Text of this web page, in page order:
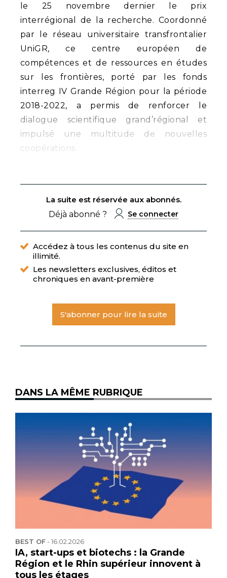
le 25 novembre dernier le prix
interrégional de la recherche. Coordonné
par le réseau universitaire transfrontalier
UniGR, ce centre européen de
compétences et de ressources en études
sur les frontières, porté par les fonds
interreg IV Grande Région pour la période
2018-2022, a permis de renforcer le
dialogue scientifique grand’régional et
impulsé une multitude de nouvelles
coopérations.
La suite est réservée aux abonnés.
Déjà abonné ?
Se connecter
Accédez à tous les contenus du site en
illimité.
Les newsletters exclusives, éditos et
chroniques en avant-première
S'abonner pour lire la suite
DANS LA MÊME RUBRIQUE
BEST OF-16.02.2026
IA, start-ups et biotechs : la Grande
Région et le Rhin supérieur innovent à
tous les étages